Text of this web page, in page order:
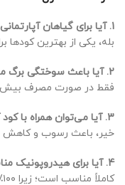
1. آیا برای گیاهان آپارتمانی مناسب است؟
بله، یکی از بهترین
2. آیا باعث سوختگی برگ می‌شود؟
فقط در صورت مصرف بیش
3. آیا می‌توان همراه با کود کلسیم استفاده کرد؟
خیر، باعث رسوب و
4. آیا برای هیدروپونیک مناسب است؟
کاملاً مناسب است؛ زیرا ۱۰۰٪ محلول بوده و رسوب ایجاد نمی‌کند.